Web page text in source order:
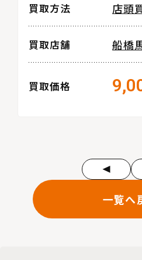
買取方法 店頭
買取店舗 船橋
買取価格
一覧へ